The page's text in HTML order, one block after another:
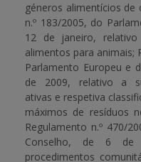
géneros alimentícios de
n.º 183/2005, do
12 de janeiro,
alimentos para animais;
Parlamento Europeu e
de 2009, relativo a
ativas e respetiva
máximos de resíduos
Regulamento n.º 470/
Conselho, de 6
procedimentos